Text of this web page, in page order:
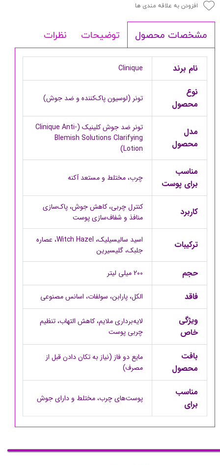
افزودن به علاقه مندی ها
مشخصات محصول توضیحات نظرات
نام برند Clinique
نوع
محصول
تونر (لوسیون پاک‌کننده و ضد جوش)
مدل
محصول
تونر ضد جوش کلینیک (Clinique Anti-
Blemish Solutions Clarifying
Lotion)
مناسب
برای پوست
چرب، مختلط و مستعد آکنه
کاربرد
کنترل چربی، کاهش جوش، پاک‌سازی
منافذ و شفاف‌سازی پوست
ترکیبات
اسید سالیسیلیک، Witch Hazel، عصاره
جلبک، گلیسیرین
حجم 200 میلی لیتر
فاقد الکل، پارابن، سولفات، اسانس مصنوعی
ویژگی
خاص
لایه‌برداری ملایم، کاهش التهاب، تنظیم
چربی پوست
بافت
محصول
مایع دو فاز (نیاز به تکان دادن قبل از
مصرف)
مناسب
برای
پوست‌های چرب، مختلط و دارای جوش